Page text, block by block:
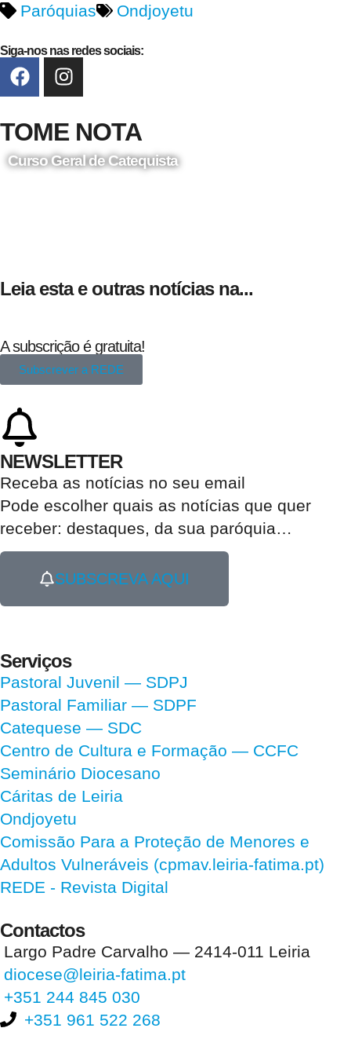
Paróquias Ondjoyetu
Siga-nos nas redes sociais:
TOME NOTA
Curso Geral de Catequista
Leia esta e outras notícias na...
A subscrição é gratuita!
Subscrever a REDE
NEWSLETTER
Receba as notícias no seu email​
Pode escolher quais as notícias que quer
receber: destaques, da sua paróquia…
SUBSCREVA AQUI
Serviços
Pastoral Juvenil — SDPJ
Pastoral Familiar — SDPF
Catequese — SDC
Centro de Cultura e Formação — CCFC
Seminário Diocesano
Cáritas de Leiria
Ondjoyetu
Comissão Para a Proteção de Menores e
Adultos Vulneráveis (cpmav.leiria-fatima.pt)
REDE - Revista Digital
Contactos
Largo Padre Carvalho — 2414-011 Leiria
diocese@leiria-fatima.pt
+351 244 845 030
+351 961 522 268